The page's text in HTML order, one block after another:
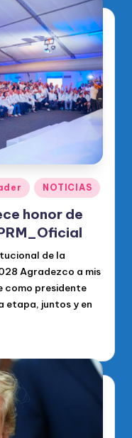
NOTICIAS
honor de
de la
Agradezco a mis
como presidente
etapa, juntos y en